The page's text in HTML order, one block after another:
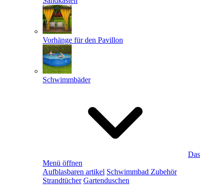
Vorhänge für den Pavillon
Schwimmbäder
Das
Menü öffnen
Aufblasbaren artikel Schwimmbad Zubehör
Strandtücher Gartenduschen